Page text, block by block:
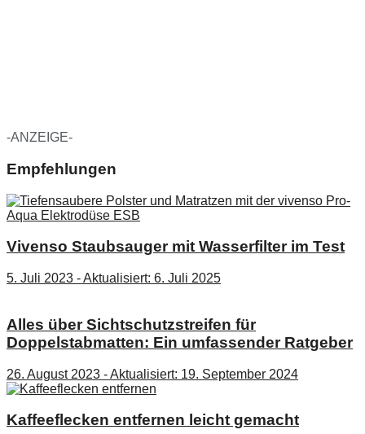
-ANZEIGE-
Empfehlungen
Vivenso Staubsauger mit Wasserfilter im Test
5. Juli 2023 - Aktualisiert: 6. Juli 2025
Alles über Sichtschutzstreifen für
Doppelstabmatten: Ein umfassender Ratgeber
26. August 2023 - Aktualisiert: 19. September 2024
Kaffeeflecken entfernen leicht gemacht